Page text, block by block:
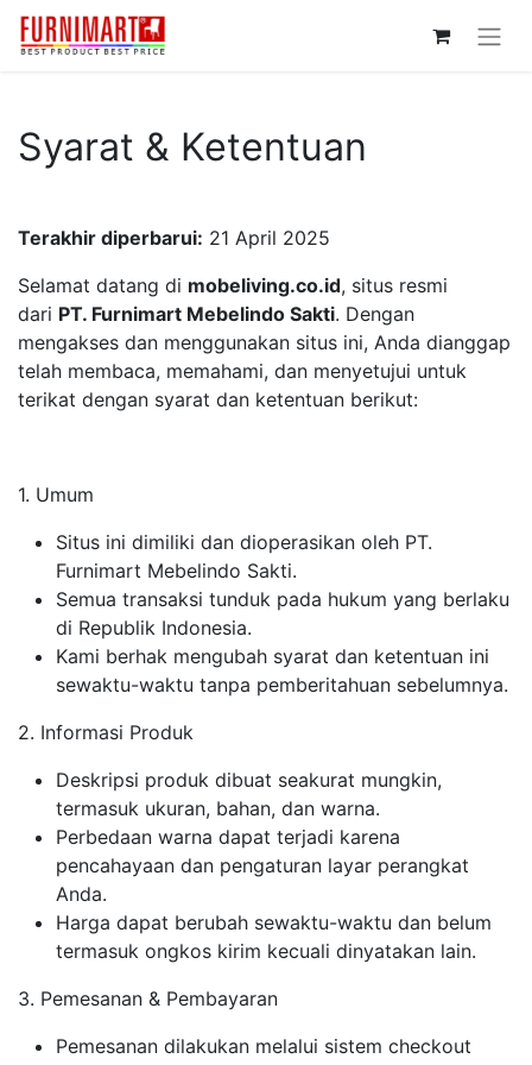
Syarat & Ketentuan
Terakhir diperbarui: 21 April 2025
Selamat datang di mobeliving.co.id, situs resmi
dari PT. Furnimart Mebelindo Sakti. Dengan
mengakses dan menggunakan situs ini, Anda dianggap
telah membaca, memahami, dan menyetujui untuk
terikat dengan syarat dan ketentuan berikut:
1. Umum
Situs ini dimiliki dan dioperasikan oleh PT.
Furnimart Mebelindo Sakti.
Semua transaksi tunduk pada hukum yang berlaku
di Republik Indonesia.
Kami berhak mengubah syarat dan ketentuan ini
sewaktu-waktu tanpa pemberitahuan sebelumnya.
2. Informasi Produk
Deskripsi produk dibuat seakurat mungkin,
termasuk ukuran, bahan, dan warna.
Perbedaan warna dapat terjadi karena
pencahayaan dan pengaturan layar perangkat
Anda.
Harga dapat berubah sewaktu-waktu dan belum
termasuk ongkos kirim kecuali dinyatakan lain.
3. Pemesanan & Pembayaran
Pemesanan dilakukan melalui sistem checkout